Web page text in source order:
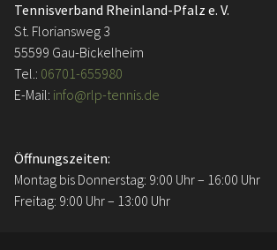
Tennisverband Rheinland-Pfalz e. V.
St. Floriansweg 3
55599 Gau-Bickelheim
Tel.: 06701-655980
E-Mail: info@rlp-tennis.de
Öffnungszeiten:
Montag bis Donnerstag: 9:00 Uhr – 16:00 Uhr
Freitag: 9:00 Uhr – 13:00 Uhr